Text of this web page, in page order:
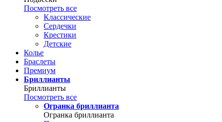
Посмотреть все
Классические
Сердечки
Крестики
Детские
Колье
Браслеты
Премиум
Бриллианты
Бриллианты
Посмотреть все
Огранка бриллианта
Огранка бриллианта